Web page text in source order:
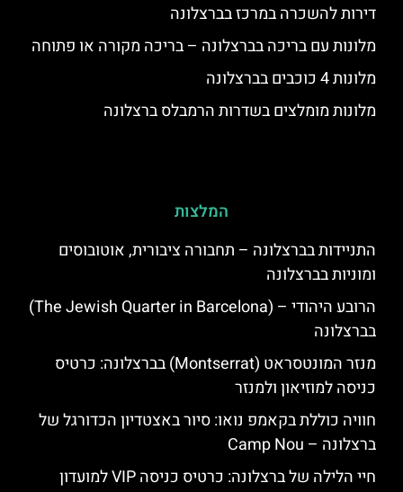
דירות להשכרה במרכז בברצלונה
מלונות עם בריכה בברצלונה – בריכה מקורה או פתוחה
מלונות 4 כוכבים בברצלונה
מלונות מומלצים בשדרות הרמבלס ברצלונה
המלצות
התניידות בברצלונה – תחבורה ציבורית, אוטובוסים
ומוניות בברצלונה
הרובע היהודי – (The Jewish Quarter in Barcelona)
בברצלונה
מנזר המונטסראט (Montserrat) בברצלונה: כרטיס
כניסה למוזיאון ולמנזר
חוויה כוללת בקאמפ נואו: סיור באצטדיון הכדורגל של
ברצלונה – Camp Nou
חיי הלילה של ברצלונה: כרטיס כניסה VIP למועדון